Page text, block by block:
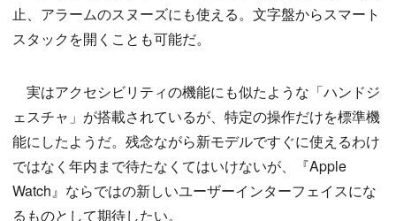
止、アラームのスヌーズにも使える。文字盤からスマート
スタックを開くことも可能だ。
実はアクセシビリティの機能にも似たような「ハンドジ
ェスチャ」が搭載されているが、特定の操作だけを標準機
能にしたようだ。残念ながら新モデルですぐに使えるわけ
ではなく年内まで待たなくてはいけないが、『Apple
Watch』ならではの新しいユーザーインターフェイスにな
るものとして期待したい。